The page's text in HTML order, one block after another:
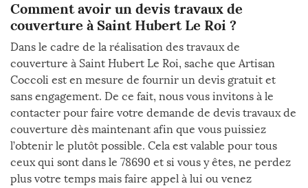
Comment avoir un devis travaux de
couverture à Saint Hubert Le Roi ?
Dans le cadre de la réalisation des travaux de
couverture à Saint Hubert Le Roi, sache que Artisan
Coccoli est en mesure de fournir un devis gratuit et
sans engagement. De ce fait, nous vous invitons à le
contacter pour faire votre demande de devis travaux de
couverture dès maintenant afin que vous puissiez
l’obtenir le plutôt possible. Cela est valable pour tous
ceux qui sont dans le 78690 et si vous y êtes, ne perdez
plus votre temps mais faire appel à lui ou venez